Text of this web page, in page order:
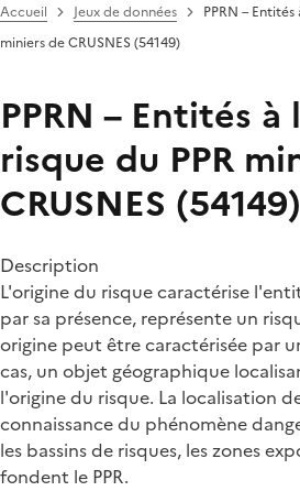
Accueil Jeux de données
PPRN –
miniers de CRUSNES (54149)
PPRN – Entités à
risque du PPR
CRUSNES (54149)
Description
L'origine du risque caractérise
par sa présence, représente un
origine peut être caractérisée par
cas, un objet géographique
l'origine du risque. La localisation
connaissance du phénomène
les bassins de risques, les zones
fondent le PPR.